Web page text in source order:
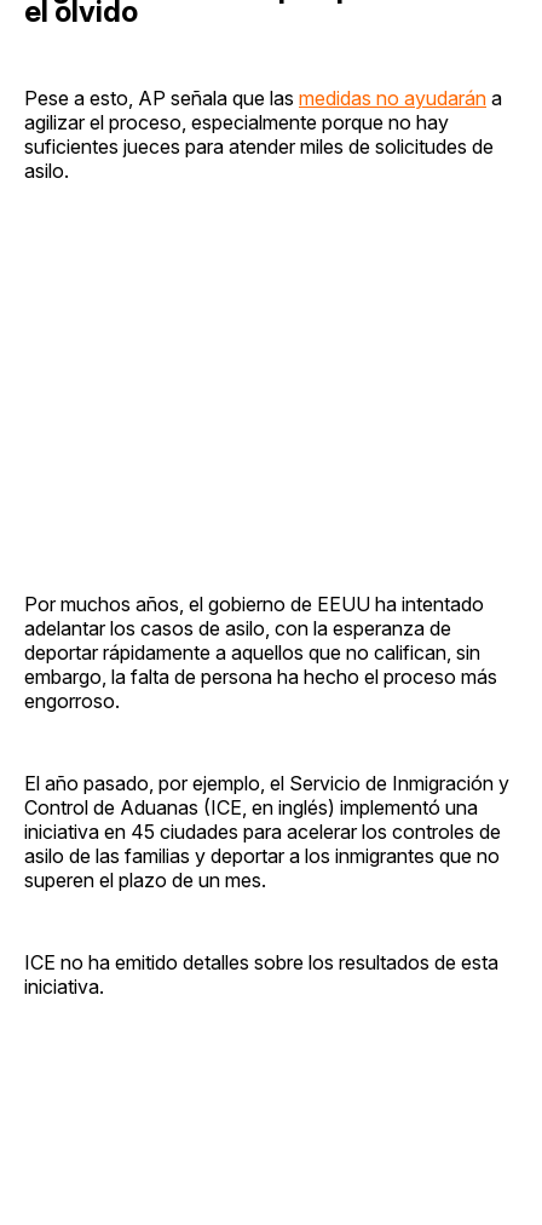
el olvido
Pese a esto, AP señala que las medidas no ayudarán a
agilizar el proceso, especialmente porque no hay
suficientes jueces para atender miles de solicitudes de
asilo.
Por muchos años, el gobierno de EEUU ha intentado
adelantar los casos de asilo, con la esperanza de
deportar rápidamente a aquellos que no califican, sin
embargo, la falta de persona ha hecho el proceso más
engorroso.
El año pasado, por ejemplo, el Servicio de Inmigración y
Control de Aduanas (ICE, en inglés) implementó una
iniciativa en 45 ciudades para acelerar los controles de
asilo de las familias y deportar a los inmigrantes que no
superen el plazo de un mes.
ICE no ha emitido detalles sobre los resultados de esta
iniciativa.